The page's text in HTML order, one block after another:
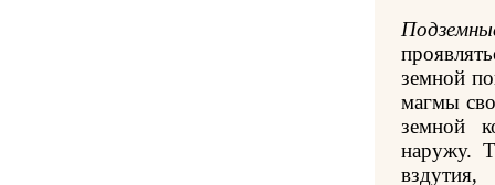
земной
магмы
земной
наружу.